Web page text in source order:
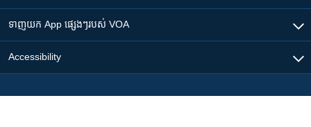
ទាញយក​ App ផ្សេងៗ​របស់​ VOA
Accessibility